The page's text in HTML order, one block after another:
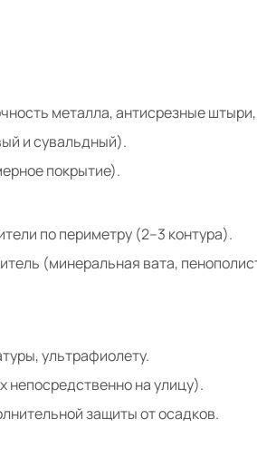
металла, антисрезные
и сувальдный).
покрытие).
по периметру (2–3 контура).
(минеральная вата,
ультрафиолету.
непосредственно на улицу).
защиты от осадков.